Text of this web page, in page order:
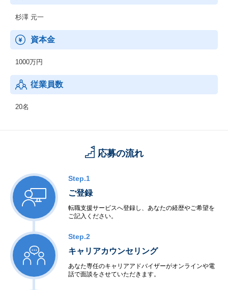
杉澤 元一
資本金
1000万円
従業員数
20名
応募の流れ
Step.1
ご登録
転職支援サービスへ登録し、あなたの経歴やご希望を
ご記入ください。
Step.2
キャリアカウンセリング
あなた専任のキャリアアドバイザーがオンラインや電
話で面談をさせていただきます。